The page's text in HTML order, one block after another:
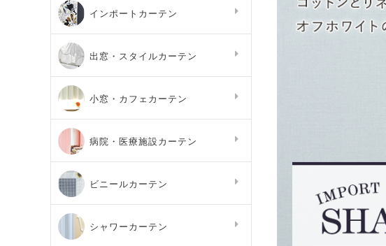
インポートカーテン
出窓・スタイルカーテン
小窓・カフェカーテン
病院・医療施設カーテン
ビニールカーテン
シャワーカーテン